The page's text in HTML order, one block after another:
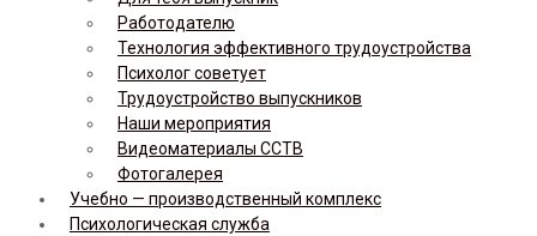
Работодателю
Технология эффективного трудоустройства
Психолог советует
Трудоустройство выпускников
Наши мероприятия
Видеоматериалы ССТВ
Фотогалерея
Учебно — производственный комплекс
Психологическая служба